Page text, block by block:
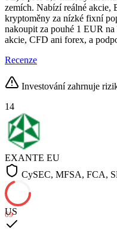
zemích. Nabízí reálné akcie,
kryptoměny za nízké fixní
nakoupit za pouhé 1 EUR
akcie, CFD ani forex, a
Recenze
Investování zahrnuje
14
EXANTE EU
CySEC, MFSA, FCA,
69
US